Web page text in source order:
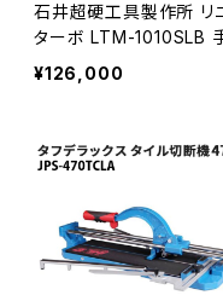
石井超硬工具製作所 リ
ターボ LTM-1010SLB
タイル切断機 ltm-
かるわりホルダー・機械収
¥126,000